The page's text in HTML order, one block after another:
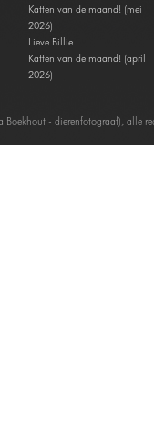
Katten van de maand! (mei
2026)
Lieve Billie
Katten van de maand! (april
2026)
- dierenfotograaf), alle